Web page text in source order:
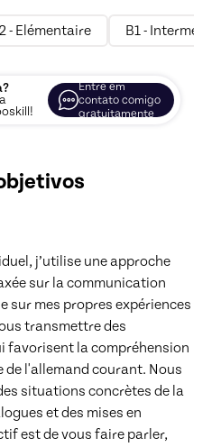
- Elémentaire B1 -
Entre em
contato comigo
gratuitamente
j’utilise une approche
sur la communication
sur mes propres expériences
transmettre des
favorisent la compréhension
de l'allemand courant. Nous
situations concrètes de la
et des mises en
est de vous faire parler,